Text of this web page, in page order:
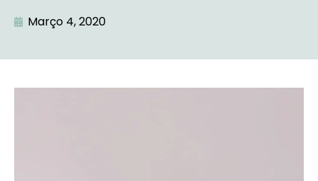
Março 4, 2020